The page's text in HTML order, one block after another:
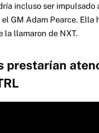
incluso ser
GM Adam Pearce.
la llamaron de NXT.
prestarían